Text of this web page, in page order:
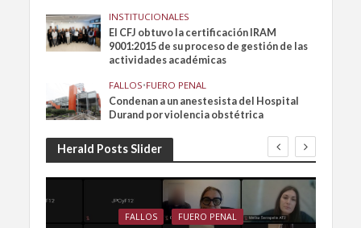
INSTITUCIONALES
El CFJ obtuvo la certificación IRAM
9001:2015 de su proceso de gestión de las
actividades académicas
FALLOS•FUERO PENAL
Condenan a un anestesista del Hospital
Durand por violencia obstétrica
Herald Posts Slider
FALLOS FUERO PENAL